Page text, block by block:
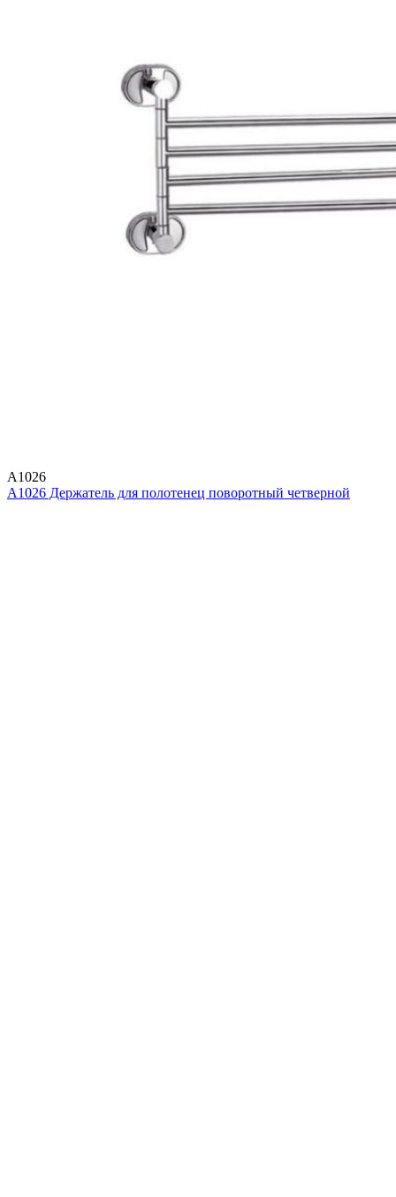
A1026
A1026 Держатель для полотенец поворотный четверной